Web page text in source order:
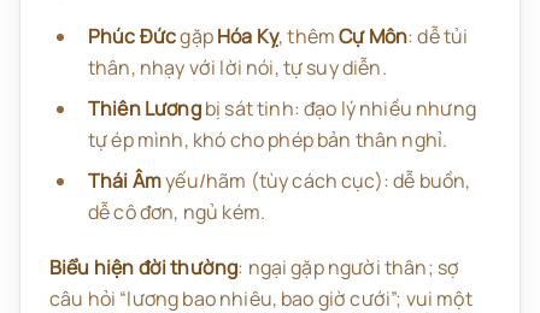
Phúc ĐứcgặpHóa Kỵ, thêmCự Môn: dễ tủi
thân, nhạy với lời nói, tự suy diễn.
Thiên Lươngbị sát tinh: đạo lý nhiều nhưng
tự ép mình, khó cho phép bản thân nghỉ.
Thái Âmyếu/hãm (tùy cách cục): dễ buồn,
dễ cô đơn, ngủ kém.
Biểu hiện đời thường: ngại gặp người thân; sợ
câu hỏi “lương bao nhiêu, bao giờ cưới”; vui một